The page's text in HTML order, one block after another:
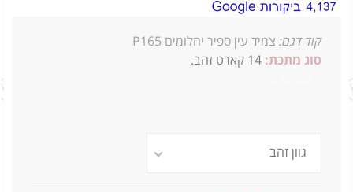
קוד דגם: צמיד עין ספיר יהלומים P165
סוג מתכת: 14 קארט זהב.